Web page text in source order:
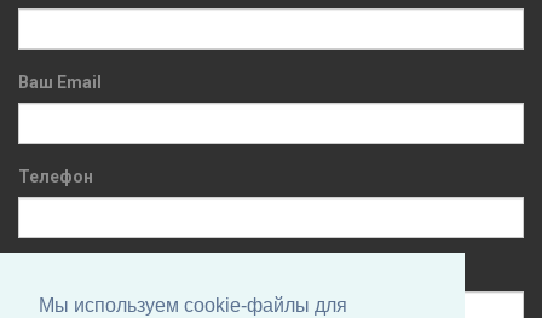
Мы используем cookie-файлы для
Ваш Email
Телефон